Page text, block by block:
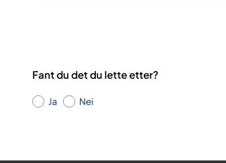
Fant du det du lette etter?
Ja Nei